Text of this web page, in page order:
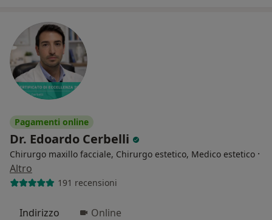
Pagamenti online
Dr. Edoardo Cerbelli
Chirurgo maxillo facciale, Chirurgo estetico, Medico estetico ·
Altro
191 recensioni
Indirizzo Online